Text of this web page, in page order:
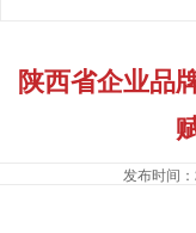
陕西省企业品
发布时间：